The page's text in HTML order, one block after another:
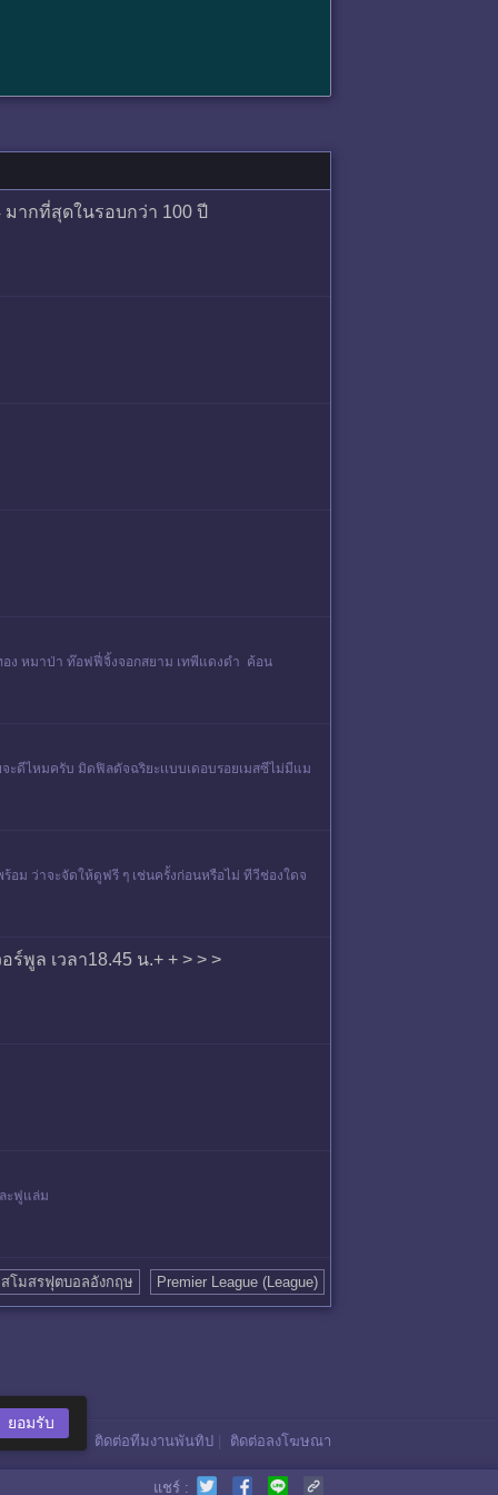
มากที่สุดในรอบกว่า 100 ปี
อง หมาป่า ท๊อฟฟี่​ จิ้งจอกสยาม เทพีแดงดํา ค้อน
ดีไหมครับ มิดฟิลดัจฉริยะเเบบเดอบรอยเมสซีไม่มีแม
อม ว่าจะจัดให้ดูฟรี ๆ เช่นครั้งก่อนหรือไม่ ทีวีช่องใดจ
ร์พูล เวลา18.45 น.+ + > > >
ะฟูแล่ม
สโมสรฟุตบอลอังกฤษ Premier League (League)
แชร์ :
ติดต่อทีมงานพันทิป ติดต่อลงโฆษณา
ยอมรับ